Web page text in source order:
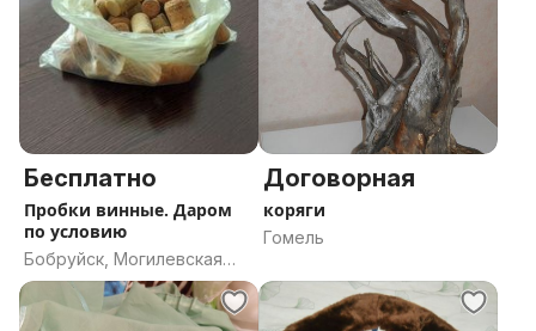
Бесплатно
Пробки винные. Даром
по условию
Бобруйск, Могилевская
область
Договорная
коряги
Гомель